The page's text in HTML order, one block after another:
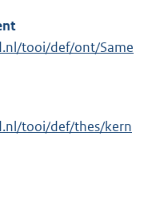
tooi/def/ont/Same
tooi/def/thes/kern